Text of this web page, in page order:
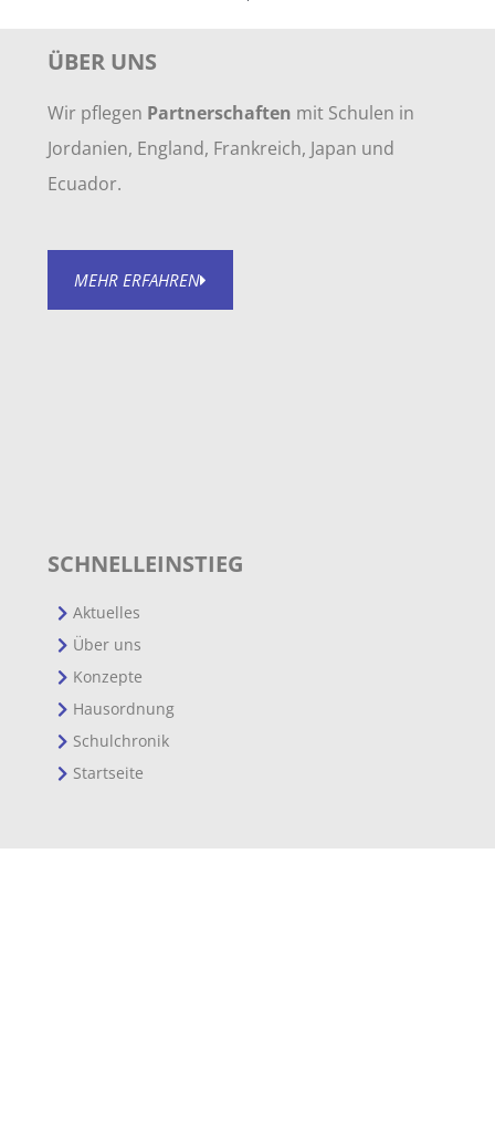
ÜBER UNS
Wir pflegen Partnerschaften mit Schulen in
Jordanien, England, Frankreich, Japan und
Ecuador.
MEHR ERFAHREN
SCHNELLEINSTIEG
Aktuelles
Über uns
Konzepte
Hausordnung
Schulchronik
Startseite